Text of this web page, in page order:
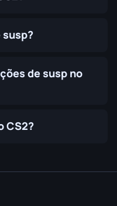
susp?
de susp no
CS2?